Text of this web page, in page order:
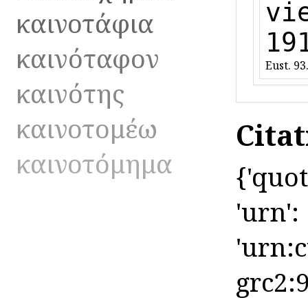
καινοτάφια
καινόταφον
καινότης
καινοτομέω
καινοτόμημα
Eust.
'urn':